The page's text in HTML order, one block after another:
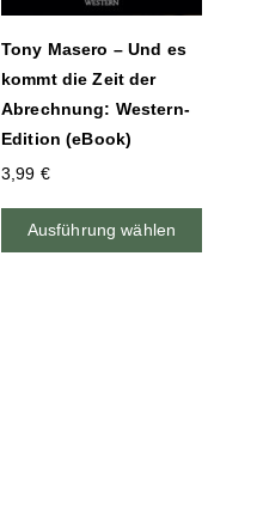
Tony Masero – Und es
kommt die Zeit der
Abrechnung: Western-
Edition (eBook)
3,99 €
Ausführung wählen